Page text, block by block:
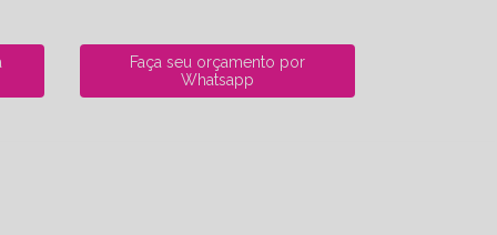
Faça seu orçamento por
Whatsapp